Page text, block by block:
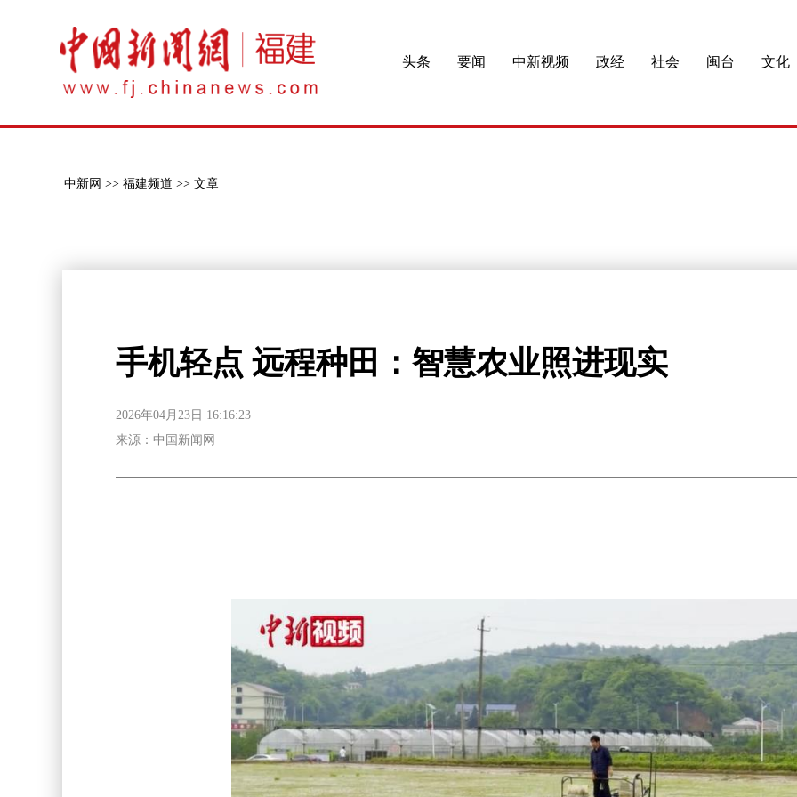
头条 要闻 中新视频 政经 社会 闽台 文化
中新网 >> 福建频道 >> 文章
手机轻点 远程种田：智慧农业照进现实
2026年04月23日 16:16:23
来源：中国新闻网